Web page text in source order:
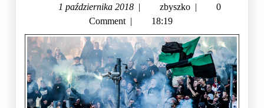
1 października 2018 zbyszko
0
Comment
18:19